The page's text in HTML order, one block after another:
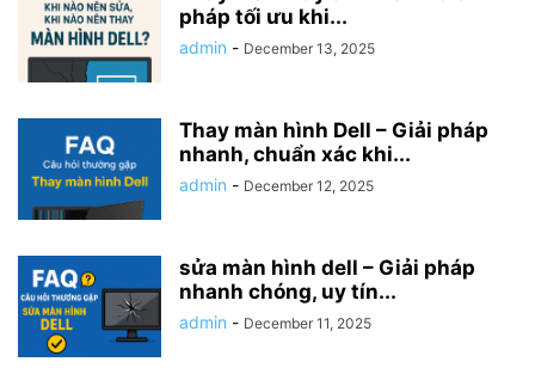
pháp tối ưu khi...
admin - December 13, 2025
Thay màn hình Dell – Giải pháp
nhanh, chuẩn xác khi...
admin - December 12, 2025
sửa màn hình dell – Giải pháp
nhanh chóng, uy tín...
admin - December 11, 2025